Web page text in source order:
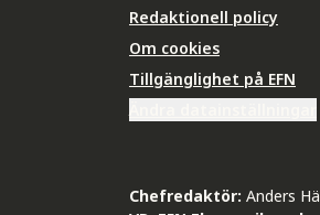
Redaktionell policy
Om cookies
Tillgänglighet på EFN
Chefredaktör: Anders